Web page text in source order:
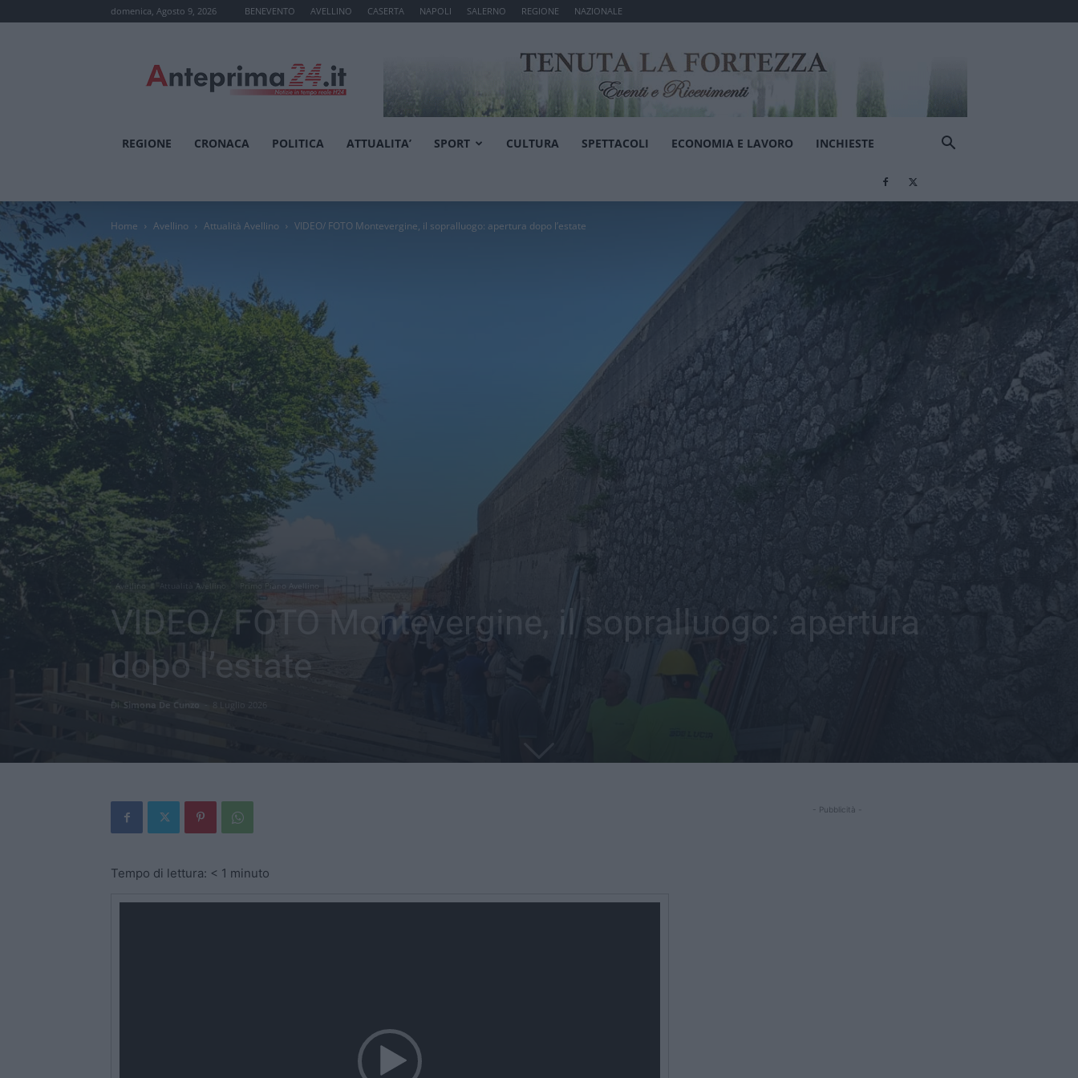
domenica, Agosto 9, 2026 BENEVENTO AVELLINO CASERTA NAPOLI SALERNO REGIONE NAZIONALE
REGIONE CRONACA POLITICA ATTUALITA’ SPORT CULTURA SPETTACOLI ECONOMIA E LAVORO INCHIESTE
Home Avellino Attualità Avellino VIDEO/ FOTO Montevergine, il sopralluogo: apertura dopo l’estate
Avellino Attualità Avellino Primo Piano Avellino
VIDEO/ FOTO Montevergine, il sopralluogo: apertura
dopo l’estate
Di Simona De Cunzo
Tempo di lettura: < 1 minuto
- Pubblicità -